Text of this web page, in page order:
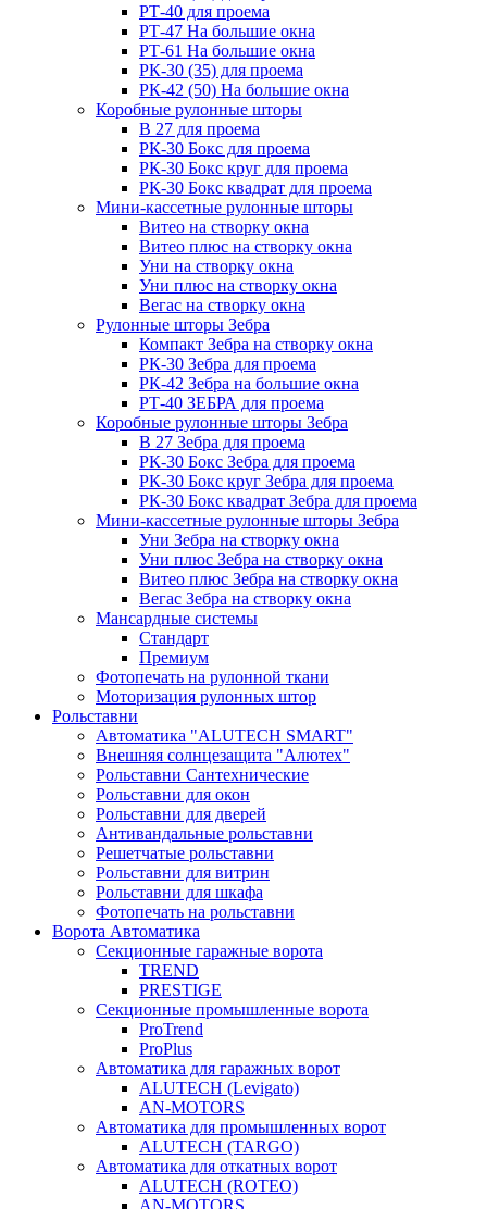
РТ-40 для проема
РТ-47 На большие окна
РТ-61 На большие окна
РК-30 (35) для проема
РК-42 (50) На большие окна
Коробные рулонные шторы
B 27 для проема
РК-30 Бокс для проема
РК-30 Бокс круг для проема
РК-30 Бокс квадрат для проема
Мини-кассетные рулонные шторы
Витео на створку окна
Витео плюс на створку окна
Уни на створку окна
Уни плюс на створку окна
Вегас на створку окна
Рулонные шторы Зебра
Компакт Зебра на створку окна
РК-30 Зебра для проема
РК-42 Зебра на большие окна
РТ-40 ЗЕБРА для проема
Коробные рулонные шторы Зебра
B 27 Зебра для проема
РК-30 Бокс Зебра для проема
РК-30 Бокс круг Зебра для проема
РК-30 Бокс квадрат Зебра для проема
Мини-кассетные рулонные шторы Зебра
Уни Зебра на створку окна
Уни плюс Зебра на створку окна
Витео плюс Зебра на створку окна
Вегас Зебра на створку окна
Мансардные системы
Стандарт
Премиум
Фотопечать на рулонной ткани
Моторизация рулонных штор
Рольставни
Автоматика "ALUTECH SMART"
Внешняя солнцезащита "Алютех"
Рольставни Сантехнические
Рольставни для окон
Рольставни для дверей
Антивандальные рольставни
Решетчатые рольставни
Рольставни для витрин
Рольставни для шкафа
Фотопечать на рольставни
Ворота Автоматика
Секционные гаражные ворота
TREND
PRESTIGE
Секционные промышленные ворота
ProTrend
ProPlus
Автоматика для гаражных ворот
ALUTECH (Levigato)
AN-MOTORS
Автоматика для промышленных ворот
ALUTECH (TARGO)
Автоматика для откатных ворот
ALUTECH (ROTEO)
AN-MOTORS